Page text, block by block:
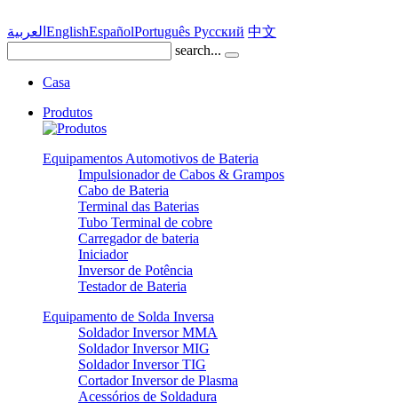
العربية EnglishEspañolPortuguês Pусский 中文
search...
Casa
Produtos
Equipamentos Automotivos de Bateria
Impulsionador de Cabos & Grampos
Cabo de Bateria
Terminal das Baterias
Tubo Terminal de cobre
Carregador de bateria
Iniciador
Inversor de Potência
Testador de Bateria
Equipamento de Solda Inversa
Soldador Inversor MMA
Soldador Inversor MIG
Soldador Inversor TIG
Cortador Inversor de Plasma
Acessórios de Soldadura